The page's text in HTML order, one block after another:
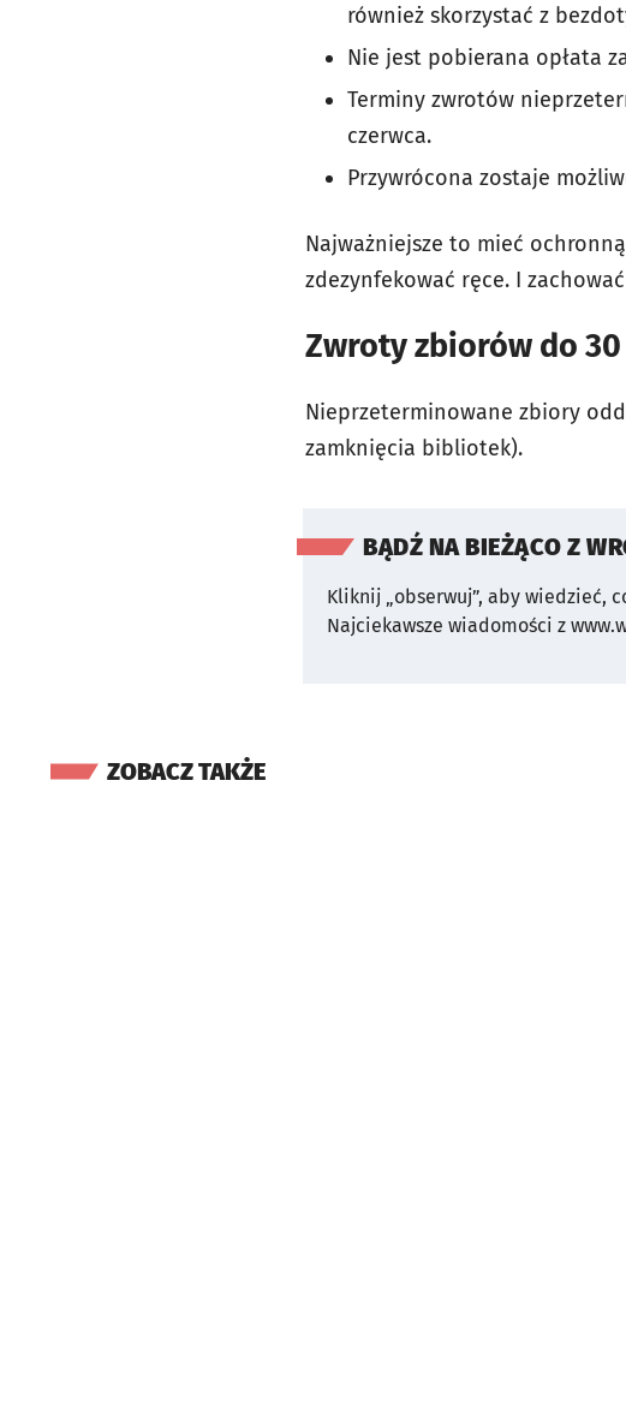
również skorzystać z
Nie jest pobierana opłata
Terminy zwrotów
czerwca.
Przywrócona zostaje
Najważniejsze to mieć
zdezynfekować ręce. I
Zwroty zbiorów do
Nieprzeterminowane zbiory
zamknięcia bibliotek).
BĄDŹ NA BIEŻĄCO Z
Kliknij „obserwuj”, aby wiedzieć,
Najciekawsze wiadomości z
ZOBACZ TAKŻE